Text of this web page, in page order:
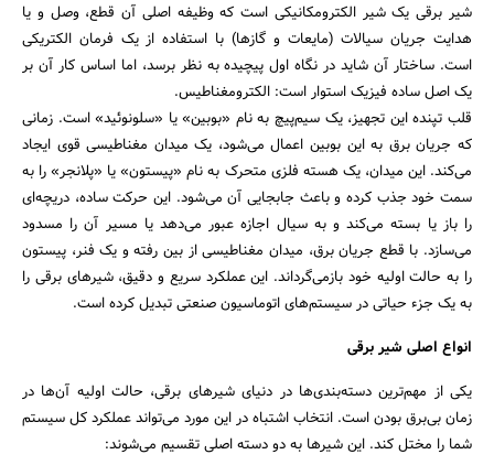
شیر برقی یک شیر الکترومکانیکی است که وظیفه اصلی آن قطع، وصل و یا
هدایت جریان سیالات (مایعات و گازها) با استفاده از یک فرمان الکتریکی
است. ساختار آن شاید در نگاه اول پیچیده به نظر برسد، اما اساس کار آن بر
یک اصل ساده فیزیک استوار است: الکترومغناطیس.
قلب تپنده این تجهیز، یک سیم‌پیچ به نام «بوبین» یا «سلونوئید» است. زمانی
که جریان برق به این بوبین اعمال می‌شود، یک میدان مغناطیسی قوی ایجاد
می‌کند. این میدان، یک هسته فلزی متحرک به نام «پیستون» یا «پلانجر» را به
سمت خود جذب کرده و باعث جابجایی آن می‌شود. این حرکت ساده، دریچه‌ای
را باز یا بسته می‌کند و به سیال اجازه عبور می‌دهد یا مسیر آن را مسدود
می‌سازد. با قطع جریان برق، میدان مغناطیسی از بین رفته و یک فنر، پیستون
را به حالت اولیه خود بازمی‌گرداند. این عملکرد سریع و دقیق، شیرهای برقی را
به یک جزء حیاتی در سیستم‌های اتوماسیون صنعتی تبدیل کرده است.
انواع اصلی شیر برقی
یکی از مهم‌ترین دسته‌بندی‌ها در دنیای شیرهای برقی، حالت اولیه آن‌ها در
زمان بی‌برق بودن است. انتخاب اشتباه در این مورد می‌تواند عملکرد کل سیستم
شما را مختل کند. این شیرها به دو دسته اصلی تقسیم می‌شوند: